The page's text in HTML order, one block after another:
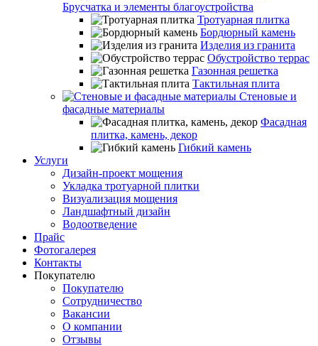
Брусчатка и элементы благоустройства
Тротуарная плитка
Бордюрный камень
Изделия из гранита
Обустройство террас
Газонная решетка
Тактильная плита
Стеновые и
фасадные материалы
Фасадная
плитка, камень, декор
Гибкий камень
Услуги
Дизайн-проект мощения
Укладка тротуарной плитки
Визуализация мощения
Ландшафтный дизайн
Водоотведение
Прайс
Фотогалерея
Контакты
Покупателю
Покупателю
Сотрудничество
Вакансии
О компании
Отзывы